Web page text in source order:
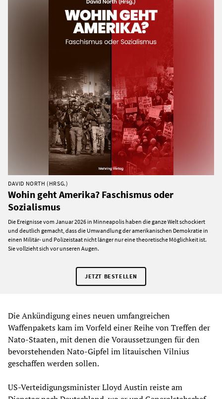
DAVID NORTH (HRSG.)
Wohin geht Amerika? Faschismus oder
Sozialismus
Die Ereignisse vom Januar 2026 in Minneapolis haben die ganze Welt schockiert
und deutlich gemacht, dass die Umwandlung der amerikanischen Demokratie in
einen Militär- und Polizeistaat nicht länger nur eine theoretische Möglichkeit ist.
Sie vollzieht sich vor unseren Augen.
JETZT BESTELLEN
Die Ankündigung eines neuen umfangreichen
Waffenpakets kam im Vorfeld einer Reihe von Treffen der
Nato-Staaten, mit denen die Voraussetzungen für den
bevorstehenden Nato-Gipfel im litauischen Vilnius
geschaffen werden sollen.
US-Verteidigungsminister Lloyd Austin reiste am